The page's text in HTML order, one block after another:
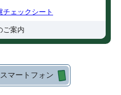
ェックシート
ご案内
スマートフォン